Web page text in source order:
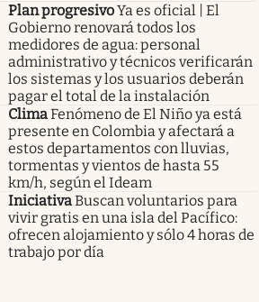
Plan progresivoYa es oficial | El
Gobierno renovará todos los
medidores de agua: personal
administrativo y técnicos verificarán
los sistemas y los usuarios deberán
pagar el total de la instalación
ClimaFenómeno de El Niño ya está
presente en Colombia y afectará a
estos departamentos con lluvias,
tormentas y vientos de hasta 55
km/h, según el Ideam
IniciativaBuscan voluntarios para
vivir gratis en una isla del Pacífico:
ofrecen alojamiento y sólo 4 horas de
trabajo por día